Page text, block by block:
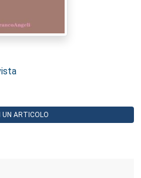
UN ARTICOLO